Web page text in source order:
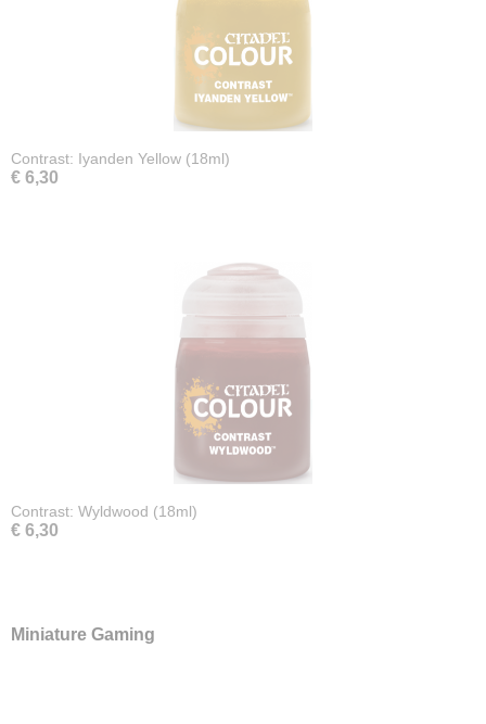
Contrast: Iyanden Yellow (18ml)
€ 6,30
Contrast: Wyldwood (18ml)
€ 6,30
Miniature Gaming